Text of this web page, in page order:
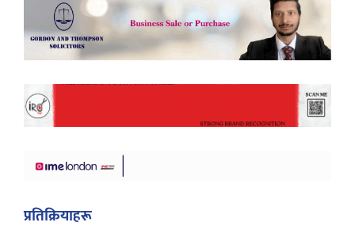
प्रतिक्रियाहरू